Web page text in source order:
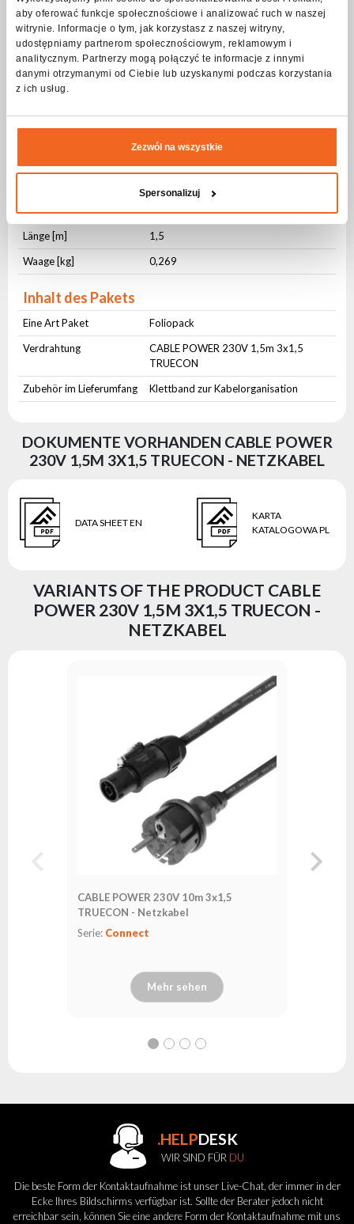
aby oferować funkcje społecznościowe i analizować ruch w naszej
witrynie. Informacje o tym, jak korzystasz z naszej witryny,
udostępniamy partnerom społecznościowym, reklamowym i
analitycznym. Partnerzy mogą połączyć te informacje z innymi
danymi otrzymanymi od Ciebie lub uzyskanymi podczas korzystania
z ich usług.
Zezwól na wszystkie
Spersonalizuj
Anschluss Nr. 1
TrueCON IP65
Anschluss Nr. 2
230V Schucko
Physikalische Parameter
Kabelmanagement
Klett-Kabelbinder
Länge [m]
1,5
Waage [kg]
0,269
Inhalt des Pakets
Eine Art Paket
Foliopack
Verdrahtung
CABLE POWER 230V 1,5m 3x1,5
TRUECON
Zubehör im Lieferumfang
Klettband zur Kabelorganisation
DOKUMENTE VORHANDEN CABLE POWER
230V 1,5M 3X1,5 TRUECON - NETZKABEL
DATA SHEET EN
KARTA
KATALOGOWA PL
VARIANTS OF THE PRODUCT CABLE
POWER 230V 1,5M 3X1,5 TRUECON -
NETZKABEL
CABLE POWER 230V 10m 3x1,5
TRUECON - Netzkabel
Serie: Connect
Mehr sehen
.HELPDESK
WIR SIND FÜR DU
Die beste Form der Kontaktaufnahme ist unser Live-Chat, der immer in der
Ecke Ihres Bildschirms verfügbar ist. Sollte der Berater jedoch nicht
erreichbar sein, können Sie eine andere Form der Kontaktaufnahme mit uns